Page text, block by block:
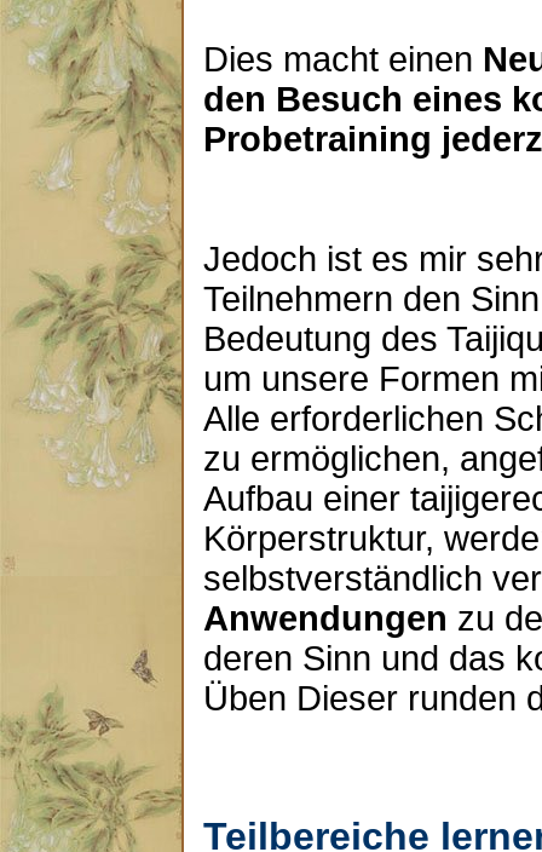
Dies macht einen
den Besuch eines
Probetraining
Jedoch ist es mir
Teilnehmern den
Bedeutung des
um unsere Formen
Alle erforderlichen
zu ermöglichen,
Aufbau einer
Körperstruktur,
selbstverständlich
Anwendungen zu
deren Sinn und das
Üben Dieser runden
Teilbereiche